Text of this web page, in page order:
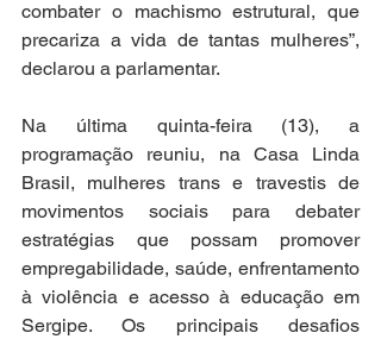
combater o machismo estrutural, que
precariza a vida de tantas mulheres”,
declarou a parlamentar.
Na última quinta-feira (13), a
programação reuniu, na Casa Linda
Brasil, mulheres trans e travestis de
movimentos sociais para debater
estratégias que possam promover
empregabilidade, saúde, enfrentamento
à violência e acesso à educação em
Sergipe. Os principais desafios